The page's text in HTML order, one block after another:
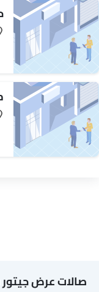
صالات عرض جيتور